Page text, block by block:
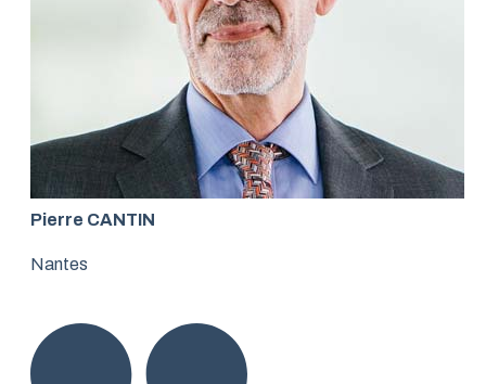
Pierre CANTIN
Nantes